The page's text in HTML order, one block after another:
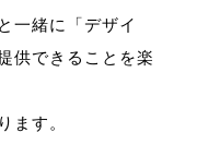
一緒に「デザイ
供できることを楽
ます。